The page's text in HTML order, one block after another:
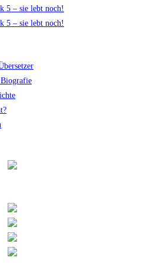
5 – sie lebt noch!
5 – sie lebt noch!
Biografie